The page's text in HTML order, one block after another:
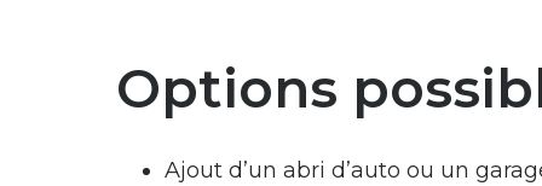
Options
Ajout d’un abri d’auto ou un